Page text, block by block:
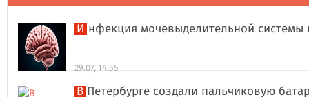
Инфекция мочевыделительной
29.07, 14:55
В Петербурге создали пальчиковую